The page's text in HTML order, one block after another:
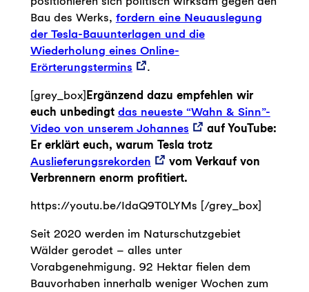
Bau des Werks, fordern eine Neuauslegung
der Tesla-Bauunterlagen und die
Wiederholung eines Online-
Erörterungstermins
.
[grey_box]Ergänzend dazu empfehlen wir
euch unbedingt das neueste “Wahn & Sinn”-
Video von unserem Johannes
auf YouTube:
Er erklärt euch, warum Tesla trotz
Auslieferungsrekorden
vom Verkauf von
Verbrennern enorm profitiert.
https://youtu.be/IdaQ9T0LYMs [/grey_box]
Seit 2020 werden im Naturschutzgebiet
Wälder gerodet – alles unter
Vorabgenehmigung. 92 Hektar fielen dem
Bauvorhaben innerhalb weniger Wochen zum